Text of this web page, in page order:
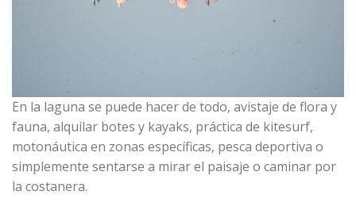
En la laguna se puede hacer de todo, avistaje de flora y
fauna, alquilar botes y kayaks, práctica de kitesurf,
motonáutica en zonas específicas, pesca deportiva o
simplemente sentarse a mirar el paisaje o caminar por
la costanera.